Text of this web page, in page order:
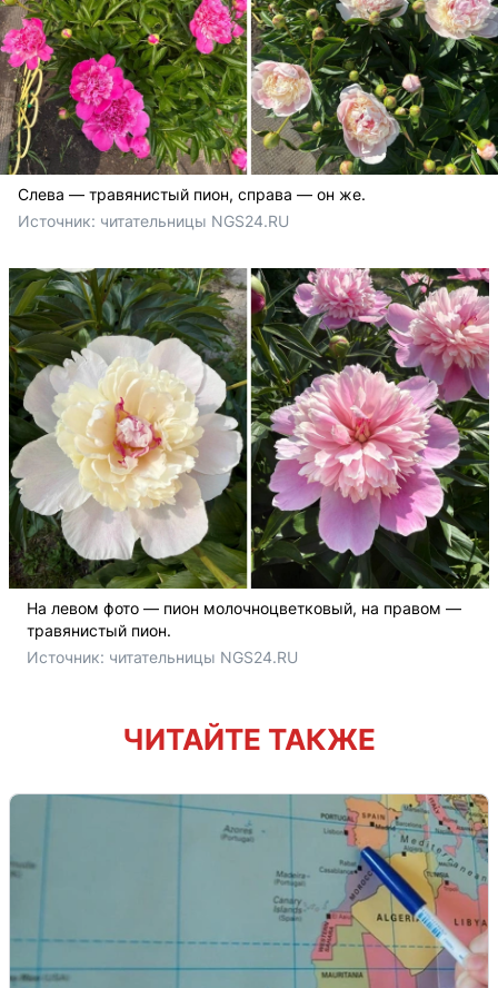
Слева — травянистый пион, справа — он же.
Источник: читательницы NGS24.RU
На левом фото — пион молочноцветковый, на правом —
травянистый пион.
Источник: читательницы NGS24.RU
ЧИТАЙТЕ ТАКЖЕ